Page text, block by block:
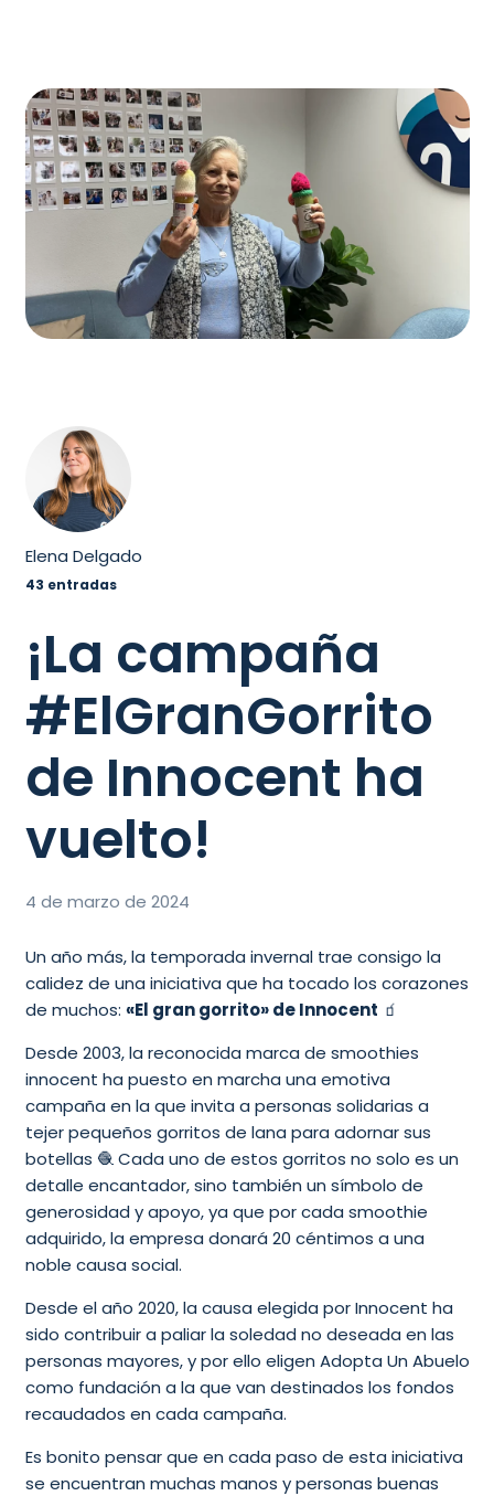
Elena Delgado
43 entradas
¡La campaña
#ElGranGorrito
de Innocent ha
vuelto!
4 de marzo de 2024
Un año más, la temporada invernal trae consigo la
calidez de una iniciativa que ha tocado los corazones
de muchos: «El gran gorrito» de Innocent 🧃
Desde 2003, la reconocida marca de smoothies
innocent ha puesto en marcha una emotiva
campaña en la que invita a personas solidarias a
tejer pequeños gorritos de lana para adornar sus
botellas 🧶 Cada uno de estos gorritos no solo es un
detalle encantador, sino también un símbolo de
generosidad y apoyo, ya que por cada smoothie
adquirido, la empresa donará 20 céntimos a una
noble causa social.
Desde el año 2020, la causa elegida por Innocent ha
sido contribuir a paliar la soledad no deseada en las
personas mayores, y por ello eligen Adopta Un Abuelo
como fundación a la que van destinados los fondos
recaudados en cada campaña.
Es bonito pensar que en cada paso de esta iniciativa
se encuentran muchas manos y personas buenas